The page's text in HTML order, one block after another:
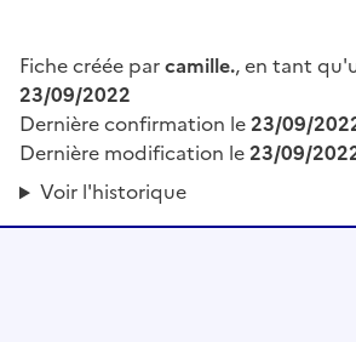
Fiche créée parcamille., en tant
23/09/2022
Dernière confirmation le23/09/
Dernière modification le23/09/
Voir l'historique